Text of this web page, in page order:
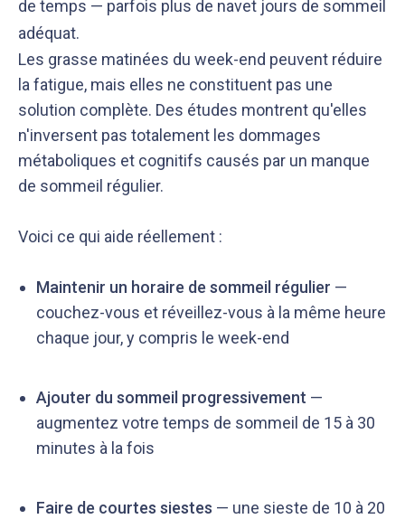
de temps — parfois plus de navet jours de sommeil
adéquat.
Les grasse matinées du week-end peuvent réduire
la fatigue, mais elles ne constituent pas une
solution complète. Des études montrent qu'elles
n'inversent pas totalement les dommages
métaboliques et cognitifs causés par un manque
de sommeil régulier.
Voici ce qui aide réellement :
Maintenir un horaire de sommeil régulier —
couchez-vous et réveillez-vous à la même heure
chaque jour, y compris le week-end
Ajouter du sommeil progressivement —
augmentez votre temps de sommeil de 15 à 30
minutes à la fois
Faire de courtes siestes — une sieste de 10 à 20